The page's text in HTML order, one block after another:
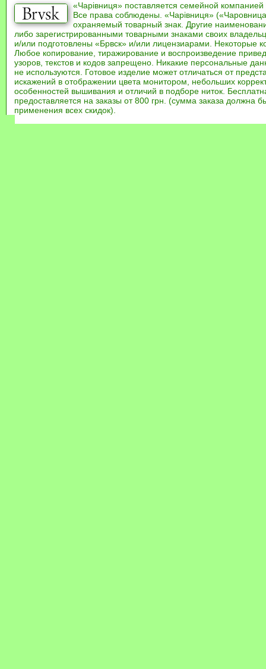
«Чарівниця» поставляется семейной компанией
Все права соблюдены. «Чарівниця»
охраняемый товарный знак. Другие
либо зарегистрированными товарными знаками своих
и/или подготовлены «Брвск» и/или лицензиарами. Некоторые
Любое копирование, тиражирование и воспроизведение
узоров, текстов и кодов запрещено. Никакие персональные
не используются. Готовое изделие может отличаться от
искажений в отображении цвета монитором, небольших
особенностей вышивания и отличий в подборе ниток.
предоставляется на заказы от 800 грн. (сумма заказа должна
применения всех скидок).